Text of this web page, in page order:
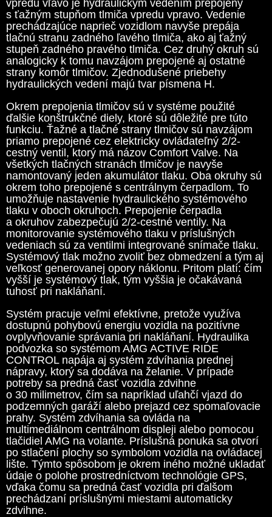
vpredu vľavo je hydraulickým vedením prepojený
s ťažným stupňom tlmiča vpredu vpravo. Vedenie
prechádzajúce naprieč vozidlom navyše prepája
tlačnú stranu zadného ľavého tlmiča, ako aj ťažný
stupeň zadného pravého tlmiča. Cez druhý okruh sú
analogicky k tomu navzájom prepojené aj ostatné
strany komôr tlmičov. Zjednodušené priebehy
hydraulických vedení majú tvar písmena H.
Okrem prepojenia tlmičov sú v systéme použité
ďalšie konštrukčné diely, ktoré sú dôležité pre túto
funkciu. Ťažné a tlačné strany tlmičov sú navzájom
priamo prepojené cez elektricky ovládateľný 2/2-
cestný ventil, ktorý má názov Comfort Valve. Na
všetkých tlačných stranách tlmičov je navyše
namontovaný jeden akumulátor tlaku. Oba okruhy sú
okrem toho prepojené s centrálnym čerpadlom. To
umožňuje nastavenie hydraulického systémového
tlaku v oboch okruhoch. Prepojenie čerpadla
a okruhov zabezpečujú 2/2-cestné ventily. Na
monitorovanie systémového tlaku v príslušných
vedeniach sú za ventilmi integrované snímače tlaku.
Systémový tlak možno zvoliť bez obmedzení a tým aj
veľkosť generovanej opory náklonu. Pritom platí: čím
vyšší je systémový tlak, tým vyššia je očakávaná
tuhosť pri nakláňaní.
Systém pracuje veľmi efektívne, pretože využíva
dostupnú pohybovú energiu vozidla na pozitívne
ovplyvňovanie správania pri nakláňaní. Hydraulika
podvozka so systémom AMG ACTIVE RIDE
CONTROL napája aj systém zdvíhania prednej
nápravy, ktorý sa dodáva na želanie. V prípade
potreby sa predná časť vozidla zdvihne
o 30 milimetrov, čím sa napríklad uľahčí vjazd do
podzemných garáží alebo prejazd cez spomaľovacie
prahy. Systém zdvíhania sa ovláda na
multimediálnom centrálnom displeji alebo pomocou
tlačidiel AMG na volante. Príslušná ponuka sa otvorí
po stlačení plochy so symbolom vozidla na ovládacej
lište. Týmto spôsobom je okrem iného možné ukladať
údaje o polohe prostredníctvom technológie GPS,
vďaka čomu sa predná časť vozidla pri ďalšom
prechádzaní príslušnými miestami automaticky
zdvihne.